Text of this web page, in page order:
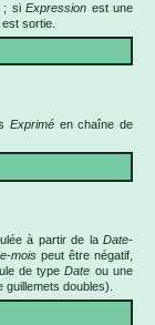
si Expression est une
sortie.
Exprimé en chaîne de
à partir de laDate-
mois peut être négatif,
de typeDate ou une
guillemets doubles).